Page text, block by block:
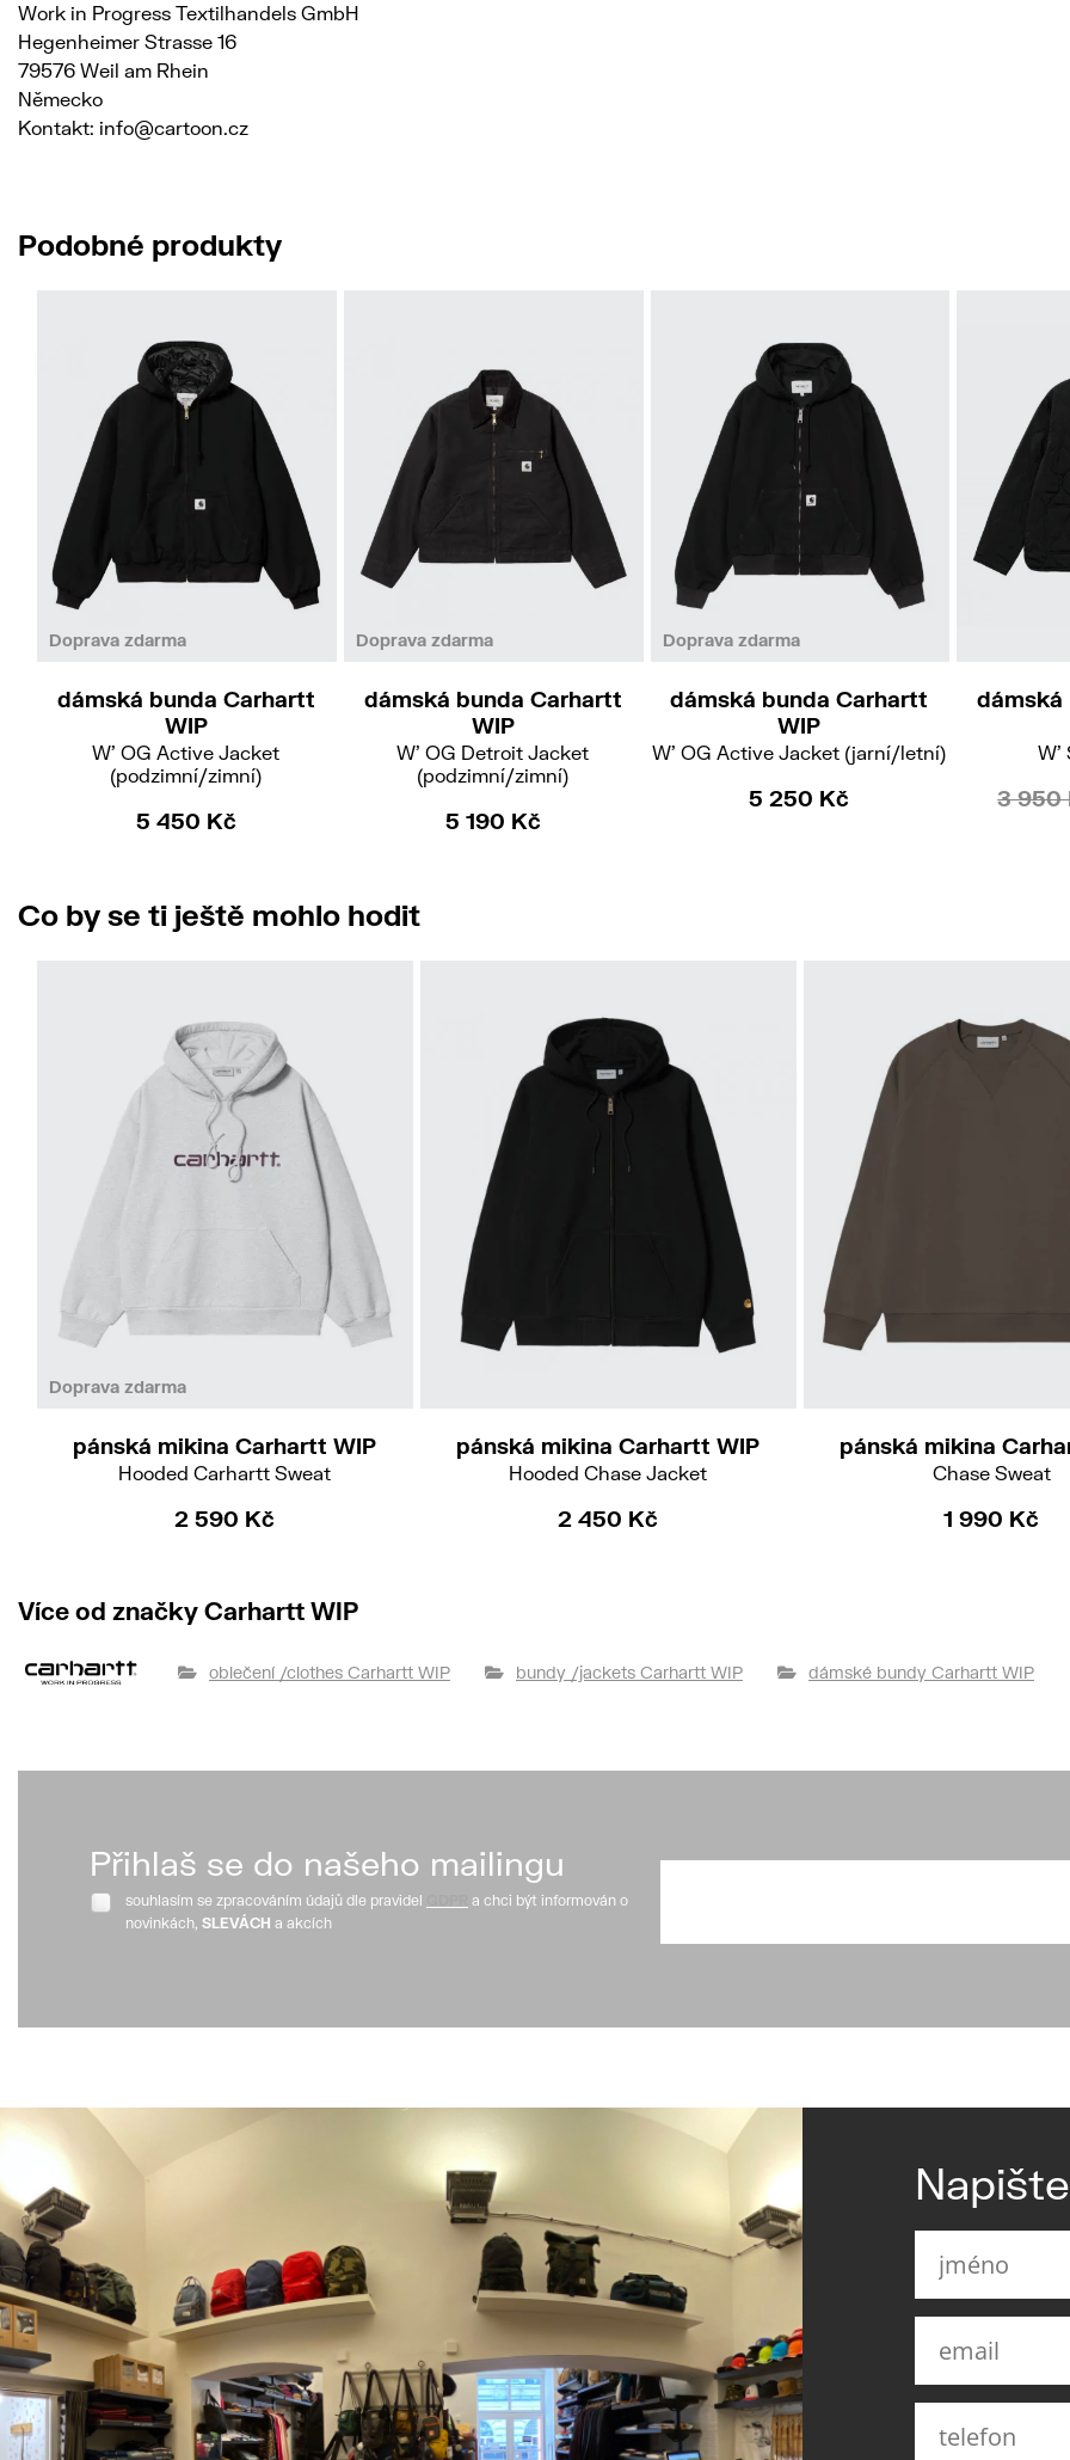
Work in Progress Textilhandels GmbH
Hegenheimer Strasse 16
79576 Weil am Rhein
Německo
Kontakt: info@cartoon.cz
Podobné produkty
Doprava zdarma
dámská bunda Carhartt
WIP
W' OG Active Jacket
(podzimní/zimní)
5 450 Kč
Doprava zdarma
dámská bunda Carhartt
WIP
W' OG Detroit Jacket
(podzimní/zimní)
5 190 Kč
Doprava zdarma
S
dámská bunda Carhartt
WIP
W' OG Active Jacket (jarní/letní)
5 250 Kč
dámská
W'
3 950
Co by se ti ještě mohlo hodit
Doprava zdarma
pánská mikina Carhartt WIP
Hooded Carhartt Sweat
2 590 Kč
pánská mikina Carhartt WIP
Hooded Chase Jacket
2 450 Kč
pánská mikina
Chase Sweat
1 990 Kč
Více od značky Carhartt WIP
oblečení /clothes Carhartt WIP bundy /jackets Carhartt WIP dámské bundy Carhartt WIP
Přihlaš se do našeho mailingu
souhlasím se zpracováním údajů dle pravidel
a chci být informován o
novinkách, SLEVÁCH a akcích